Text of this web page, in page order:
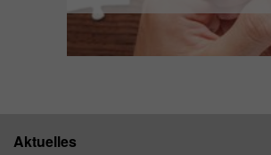
Aktuelles